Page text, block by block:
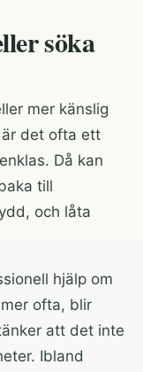
söka
mer känslig
det ofta ett
Då kan
till
och låta
hjälp om
ofta, blir
att det inte
Ibland